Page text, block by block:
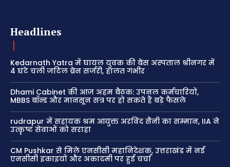
Headlines
Kedarnath Yatra में घायल युवक की बेस अस्पताल श्रीनगर में
4 घंटे चली जटिल ब्रेन सर्जरी, हालत गंभीर
Dhami Cabinet की आज अहम बैठक: उपनल कर्मचारियों,
MBBS बॉन्ड और मानसून सत्र पर हो सकते हैं बड़े फैसले
rudrapur में सहायक श्रम आयुक्त अरविंद सैनी का सम्मान, IIA ने
उत्कृष्ट सेवाओं को सराहा
CM Pushkar से मिले एनसीसी महानिदेशक, उत्तराखंड में नई
एनसीसी इकाइयों और अकादमी पर हुई चर्चा